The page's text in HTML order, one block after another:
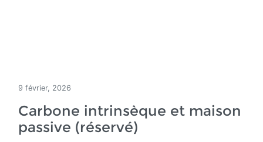
9 février, 2026
Carbone intrinsèque et maison
passive (réservé)